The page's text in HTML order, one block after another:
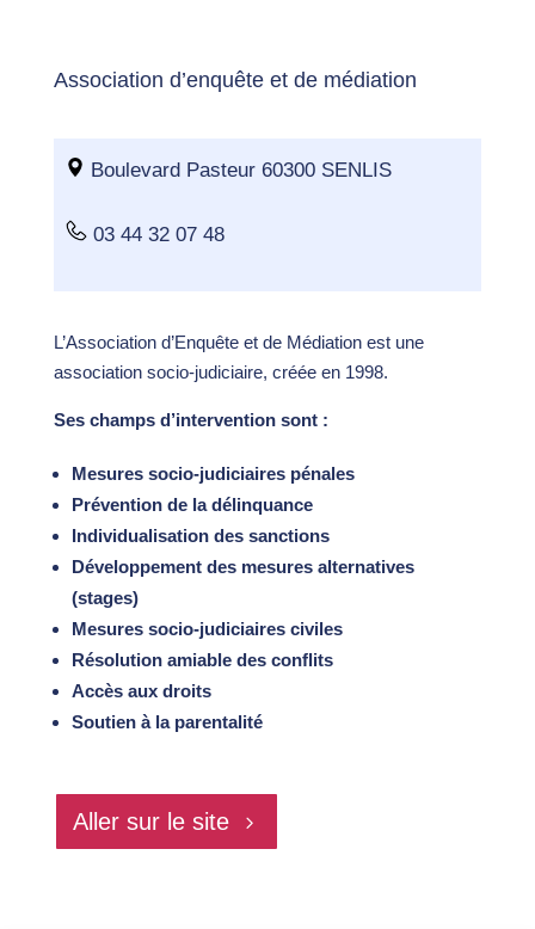
Association d’enquête et de médiation
Boulevard Pasteur 60300 SENLIS
03 44 32 07 48
L’Association d’Enquête et de Médiation est une
association socio-judiciaire, créée en 1998.
Ses champs d’intervention sont :
Mesures socio-judiciaires pénales
Prévention de la délinquance
Individualisation des sanctions
Développement des mesures alternatives
(stages)
Mesures socio-judiciaires civiles
Résolution amiable des conflits
Accès aux droits
Soutien à la parentalité
Aller sur le site